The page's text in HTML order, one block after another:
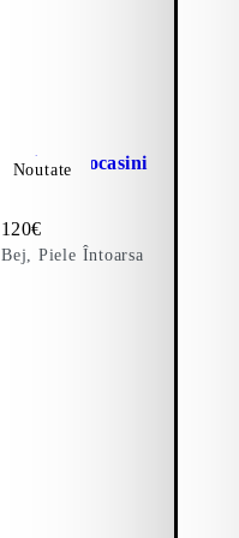
Larissa Mocasini
Noutate
Preț:
120€
Bej, Piele Întoarsa
Adăugați la favorite: